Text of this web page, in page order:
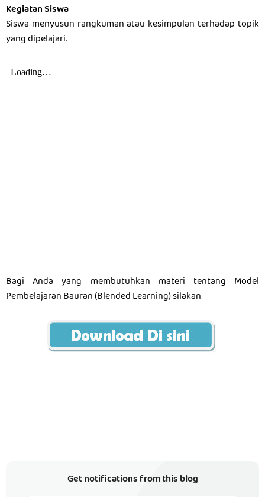
Kegiatan Siswa
Siswa menyusun rangkuman atau kesimpulan terhadap topik
yang dipelajari.
Bagi Anda yang membutuhkan materi tentang Model
Pembelajaran Bauran (Blended Learning) silakan
Get notifications from this blog